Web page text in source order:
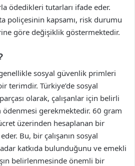
ödedikleri tutarları ifade eder.
poliçesinin kapsamı, risk durumu
göre değişiklik göstermektedir.
sosyal güvenlik primleri
terimdir. Türkiye’de sosyal
olarak, çalışanlar için belirli
gerekmektedir. 60 gram
üzerinden hesaplanan bir
Bu, bir çalışanın sosyal
katkıda bulunduğunu ve emekli
belirlenmesinde önemli bir